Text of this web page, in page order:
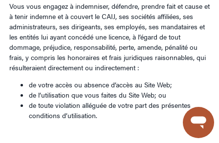
Vous vous engagez à indemniser, défendre, prendre fait et cause et
à tenir indemne et à couvert le CAIJ, ses sociétés affiliées, ses
administrateurs, ses dirigeants, ses employés, ses mandataires et
les entités lui ayant concédé une licence, à l’égard de tout
dommage, préjudice, responsabilité, perte, amende, pénalité ou
frais, y compris les honoraires et frais juridiques raisonnables, qui
résulteraient directement ou indirectement :
de votre accès ou absence d’accès au Site Web;
de l’utilisation que vous faites du Site Web; ou
de toute violation alléguée de votre part des présentes
conditions d’utilisation.